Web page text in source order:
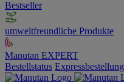
Bestseller
umweltfreundliche Produkte
Manutan EXPERT
Bestellstatus Expressbestellung